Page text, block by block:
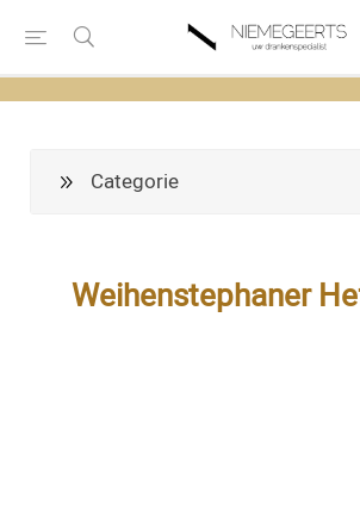
Categorie
Weihenstephaner